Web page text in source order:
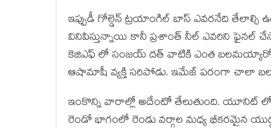
ఇప్పుడీ గోల్డెన్ ట్రయాంగిల్ బాస్ ఎవరనేది తేలాల్సి
వినిపిస్తున్నాయి కానీ ప్రశాంత్ నీల్ ఎవరిని ఫైనల్
కెజిఎఫ్ లో సంజయ్ దత్ వాటికి ఎంత బలమయ్యారో
ఆషామాషీ వ్యక్తి సరిపోడు. ఇమేజ్ పరంగా చాలా
ఇంకొన్ని వారాల్లో అదేంటో తేలుతుంది. యూనిట్ లో
రెండో భాగంలో రెండు వర్గాల మధ్య భీకరమైన